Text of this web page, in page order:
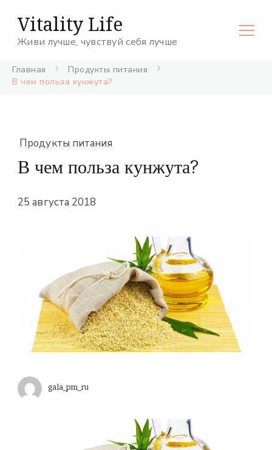
Vitality Life
Живи лучше, чувствуй себя лучше
Главная
Продукты питания
В чем польза кунжута?
Продукты питания
В чем польза кунжута?
25 августа 2018
gala_pm_ru